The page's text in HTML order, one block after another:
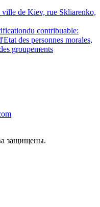
de Kiev, rue Skliarenko,
contribuable:
des personnes morales,
groupements
защищены.